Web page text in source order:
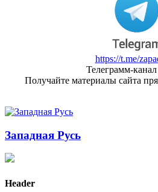
https://t.me/
Телеграмм-канал
Получайте материалы сайта
Западная Русь
Header